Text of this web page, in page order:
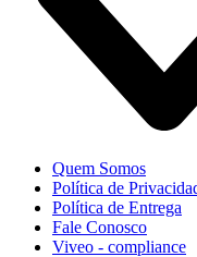
Quem Somos
Política de
Política de Entrega
Fale Conosco
Viveo - compliance